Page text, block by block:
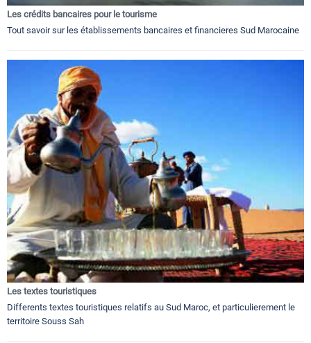
Les crédits bancaires pour le tourisme
Tout savoir sur les établissements bancaires et financieres Sud Marocaine
Les textes touristiques
Differents textes touristiques relatifs au Sud Maroc, et particulierement le
territoire Souss Sah